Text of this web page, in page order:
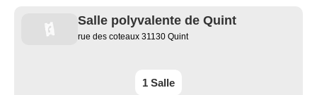
Salle polyvalente de Quint
rue des coteaux 31130 Quint
1 Salle